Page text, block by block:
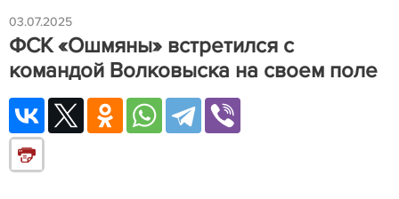
03.07.2025
ФСК «Ошмяны» встретился с
командой Волковыска на своем поле